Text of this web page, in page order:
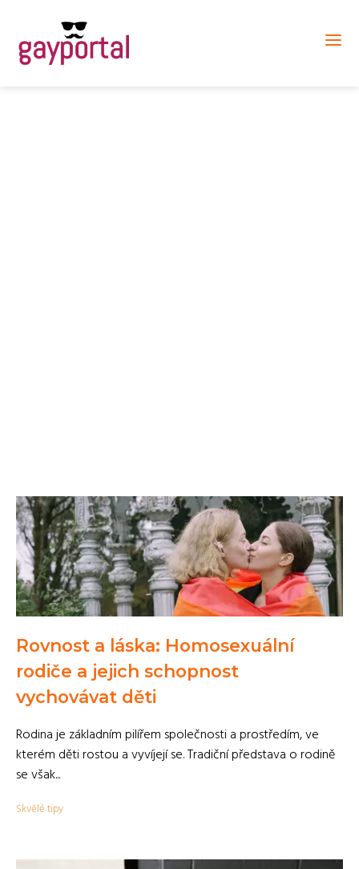
Rovnost a láska: Homosexuální
rodiče a jejich schopnost
vychovávat děti
Rodina je základním pilířem společnosti a prostředím, ve
kterém děti rostou a vyvíjejí se. Tradiční představa o rodině
se však...
Skvělé tipy